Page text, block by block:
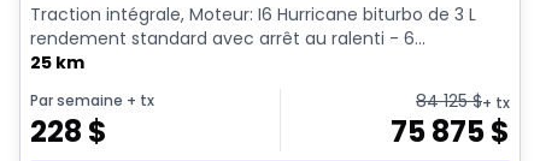
Traction intégrale, Moteur: I6 Hurricane biturbo de 3 L
rendement standard avec arrêt au ralenti - 6...
25 km
Par semaine + tx
228 $
84 125$+ tx
75 875$